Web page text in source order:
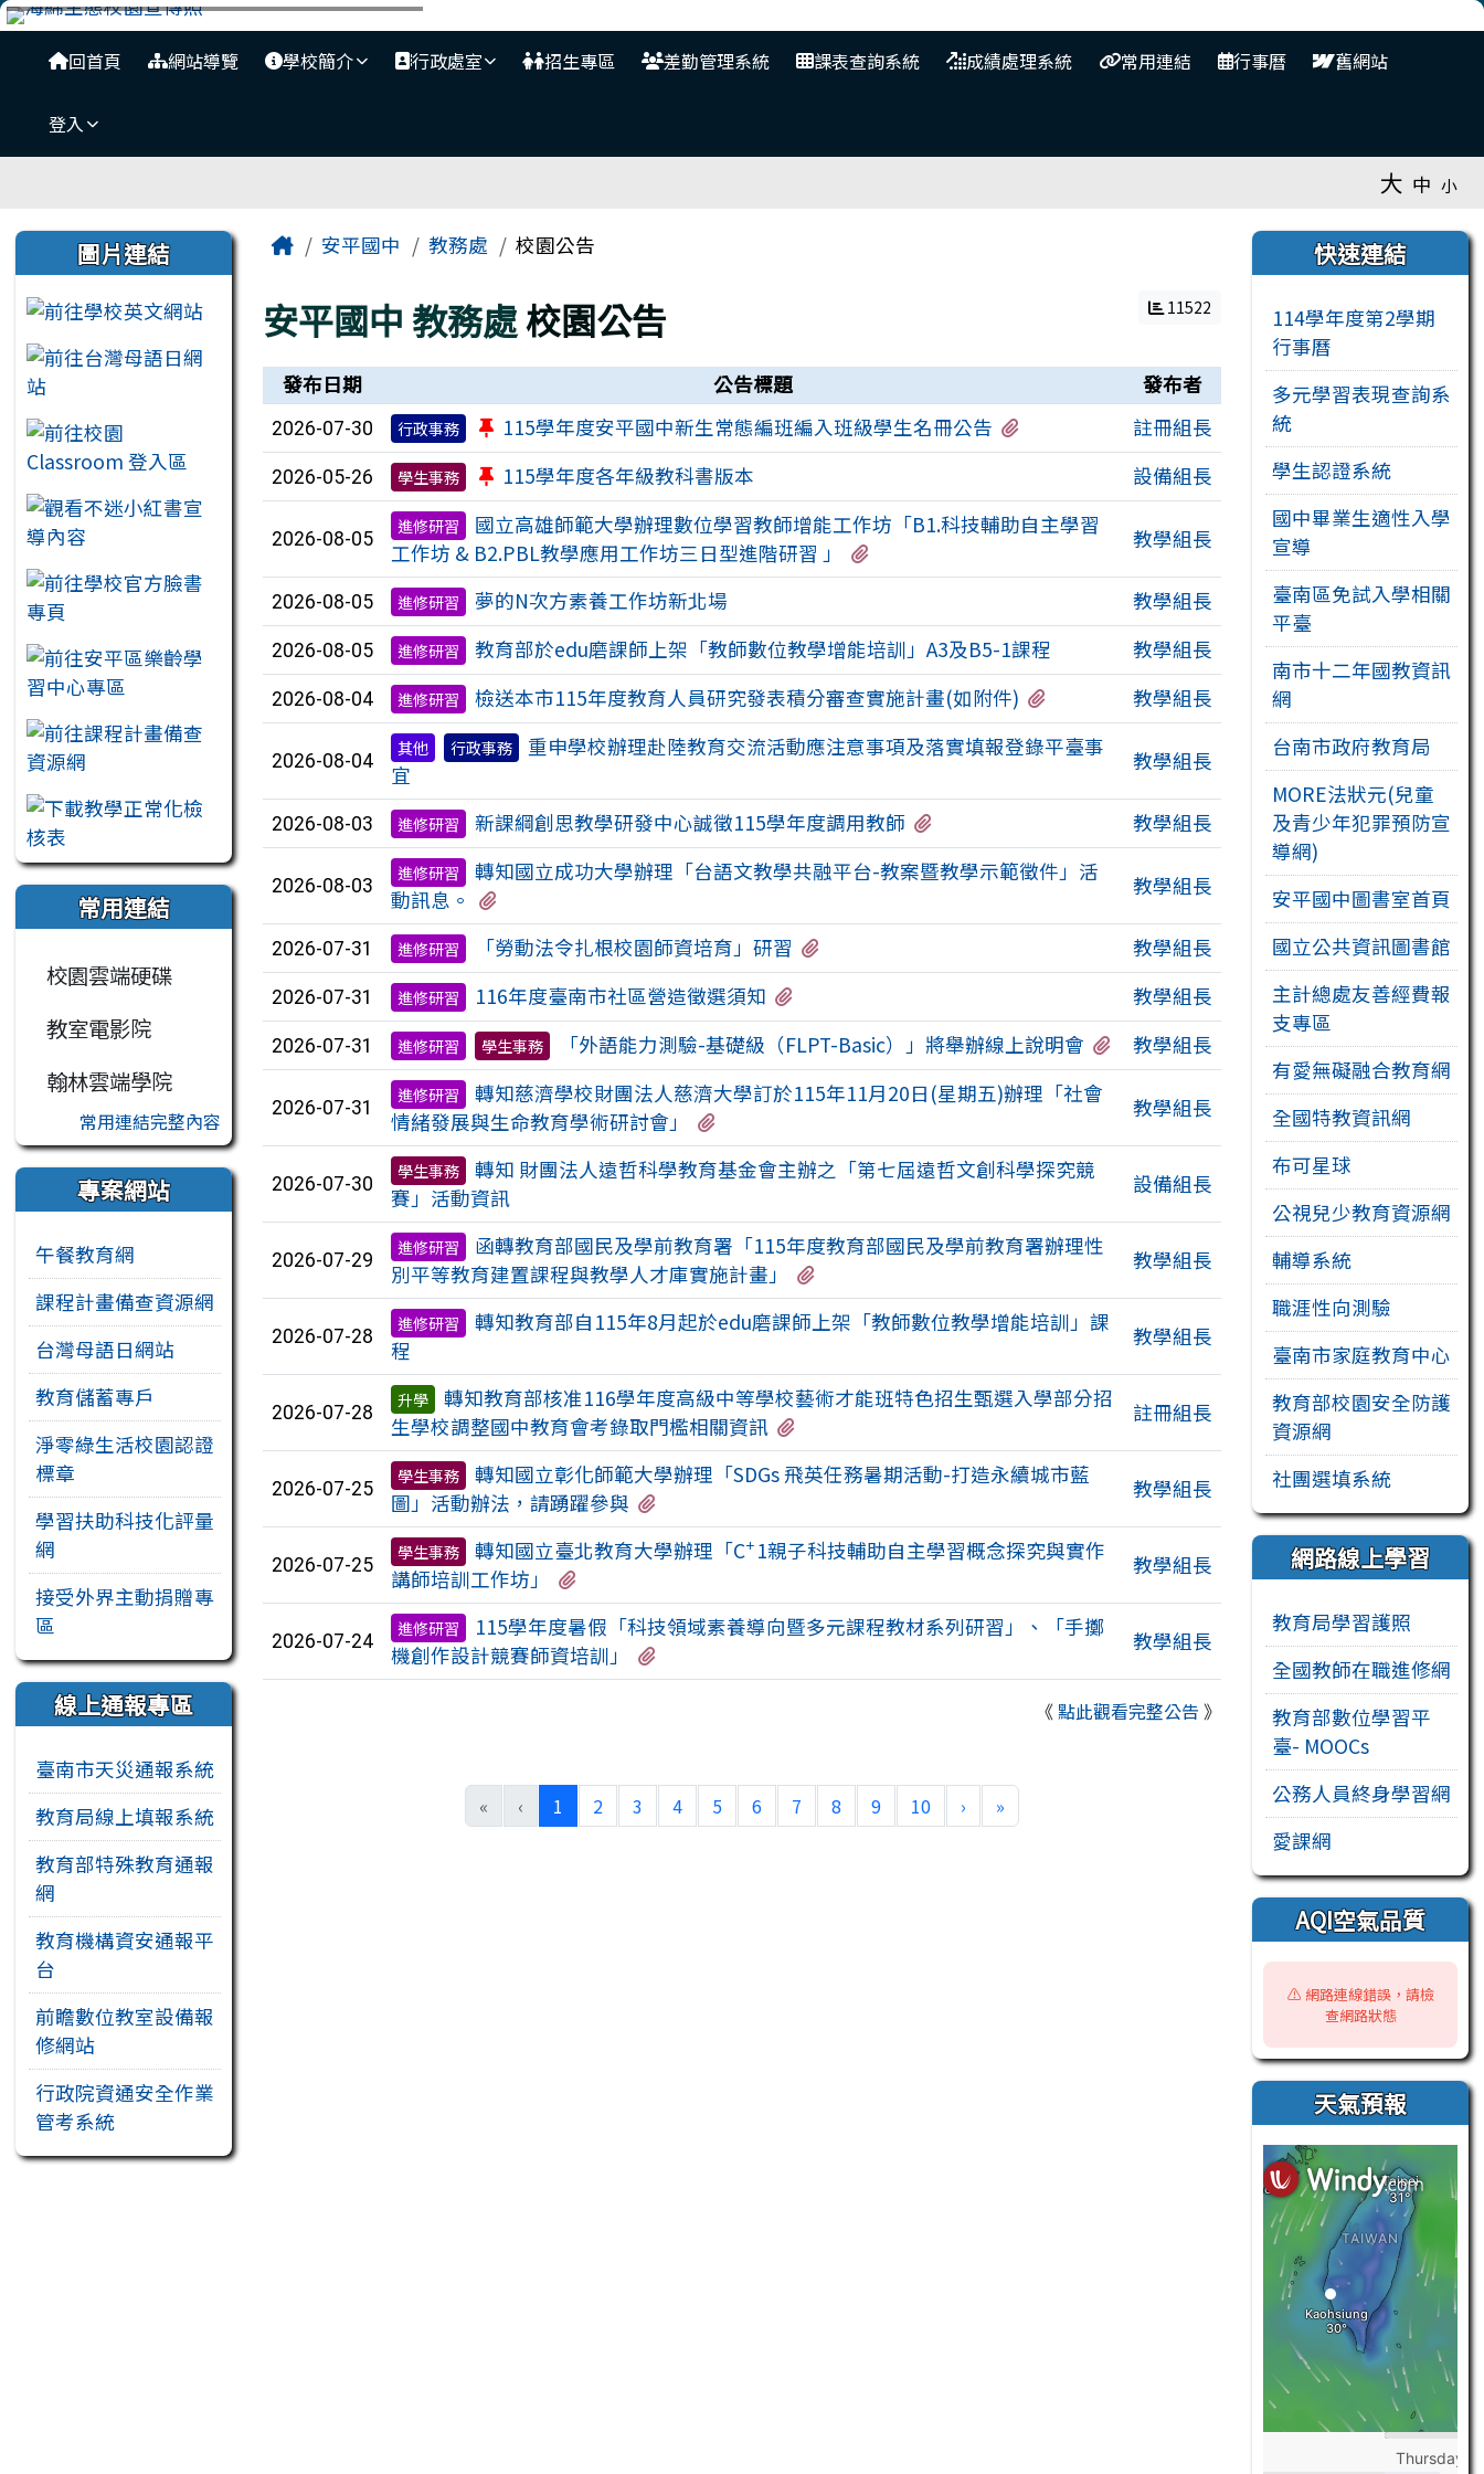
跳至主內容區
臺南市安平國中全球資訊網
導覽列
回首頁 網站導覽 學校簡介 行政處室 招生專區 差勤管理系統 課表查詢系統 成績處理系統 常用連結 行事曆 舊網站
登入
大 中 小
左邊區域內容
圖片連結
常用連結
校園雲端硬碟
教室電影院
翰林雲端學院
常用連結完整內容
專案網站
午餐教育網
課程計畫備查資源網
台灣母語日網站
教育儲蓄專戶
淨零綠生活校園認證
標章
學習扶助科技化評量
網
接受外界主動捐贈專
區
線上通報專區
臺南市天災通報系統
教育局線上填報系統
教育部特殊教育通報
網
教育機構資安通報平
台
前瞻數位教室設備報
修網站
行政院資通安全作業
管考系統
主內容區域
Home安平國中 教務處 校園公告
安平國中 教務處校園公告 11522
新聞列表
發布日期 公告標題 發布者
2026-07-30 行政事務 115學年度安平國中新生常態編班編入班級學生名冊公告 註冊組長
2026-05-26 學生事務 115學年度各年級教科書版本 設備組長
2026-08-05
進修研習
國立高雄師範大學辦理數位學習教師增能工作坊「B1.科技輔助自主學習
工作坊 & B2.PBL教學應用工作坊三日型進階研習 」
教學組長
2026-08-05 進修研習 夢的N次方素養工作坊新北場 教學組長
2026-08-05 進修研習 教育部於edu磨課師上架「教師數位教學增能培訓」A3及B5-1課程 教學組長
2026-08-04 進修研習 檢送本市115年度教育人員研究發表積分審查實施計畫(如附件) 有2個附檔教學組長
2026-08-04
其他 行政事務
重申學校辦理赴陸教育交流活動應注意事項及落實填報登錄平臺事
宜
教學組長
2026-08-03 進修研習 新課綱創思教學研發中心誠徵115學年度調用教師 教學組長
2026-08-03
進修研習
轉知國立成功大學辦理「台語文教學共融平台-教案暨教學示範徵件」活
動訊息。
教學組長
2026-07-31 進修研習 「勞動法令扎根校園師資培育」研習 教學組長
2026-07-31 進修研習 116年度臺南市社區營造徵選須知 教學組長
2026-07-31 進修研習 學生事務 「外語能力測驗-基礎級（FLPT-Basic）」將舉辦線上說明會 有1個附檔
教學組長
2026-07-31
進修研習
轉知慈濟學校財團法人慈濟大學訂於115年11月20日(星期五)辦理「社會
情緒發展與生命教育學術研討會」
教學組長
2026-07-30
學生事務
轉知 財團法人遠哲科學教育基金會主辦之「第七屆遠哲文創科學探究競
賽」活動資訊
設備組長
2026-07-29
進修研習
函轉教育部國民及學前教育署「115年度教育部國民及學前教育署辦理性
別平等教育建置課程與教學人才庫實施計畫」
教學組長
2026-07-28
進修研習
轉知教育部自115年8月起於edu磨課師上架「教師數位教學增能培訓」課
程
教學組長
2026-07-28
升學
轉知教育部核准116學年度高級中等學校藝術才能班特色招生甄選入學部分招
生學校調整國中教育會考錄取門檻相關資訊
註冊組長
2026-07-25
學生事務
轉知國立彰化師範大學辦理「SDGs 飛英任務暑期活動-打造永續城市藍
圖」活動辦法，請踴躍參與
教學組長
2026-07-25
學生事務
轉知國立臺北教育大學辦理「C⁺1親子科技輔助自主學習概念探究與實作
講師培訓工作坊」
教學組長
2026-07-24
進修研習
115學年度暑假「科技領域素養導向暨多元課程教材系列研習」、「手擲
機創作設計競賽師資培訓」
教學組長
《點此觀看完整公告 》
« ‹ 1 (目前頁次)
2 3 4 5 6 7 8 9 10 › 下一頁
»
右邊區域內容
快速連結
114學年度第2學期
行事曆
多元學習表現查詢系
統
學生認證系統
國中畢業生適性入學
宣導
臺南區免試入學相關
平臺
南市十二年國教資訊
網
台南市政府教育局
MORE法狀元(兒童
及青少年犯罪預防宣
導網)
安平國中圖書室首頁
國立公共資訊圖書館
主計總處友善經費報
支專區
有愛無礙融合教育網
全國特教資訊網
布可星球
公視兒少教育資源網
輔導系統
職涯性向測驗
臺南市家庭教育中心
教育部校園安全防護
資源網
社團選填系統
網路線上學習
教育局學習護照
全國教師在職進修網
教育部數位學習平
臺- MOOCs
公務人員終身學習網
愛課網
AQI空氣品質
⚠️ 網路連線錯誤，請檢
查網路狀態
天氣預報
頁尾區域